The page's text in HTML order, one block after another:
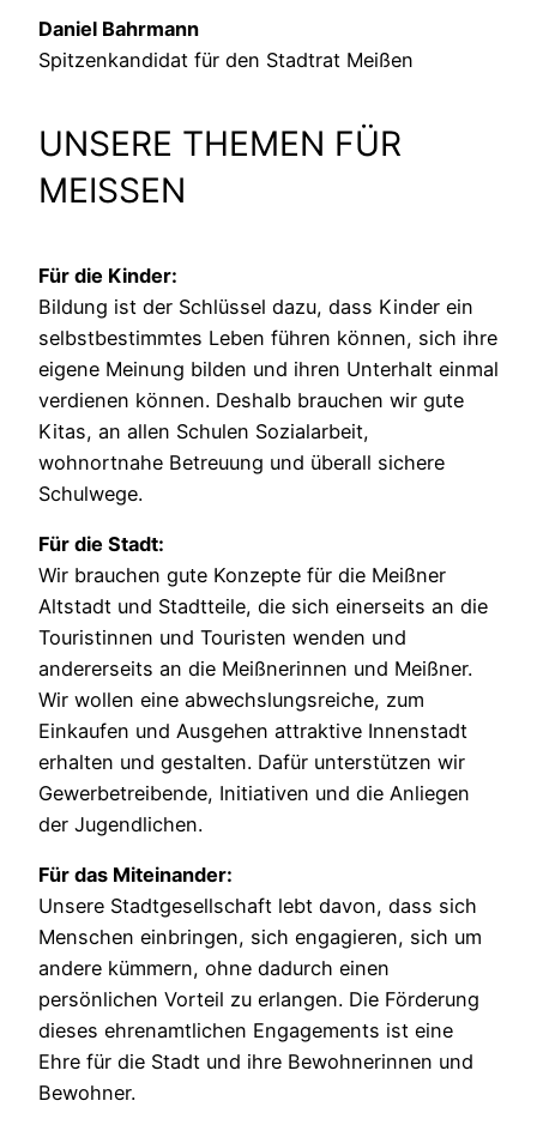
Daniel Bahrmann
Spitzenkandidat für den Stadtrat Meißen
UNSERE THEMEN FÜR
MEISSEN
Für die Kinder:
Bildung ist der Schlüssel dazu, dass Kinder ein
selbstbestimmtes Leben führen können, sich ihre
eigene Meinung bilden und ihren Unterhalt einmal
verdienen können. Deshalb brauchen wir gute
Kitas, an allen Schulen Sozialarbeit,
wohnortnahe Betreuung und überall sichere
Schulwege.
Für die Stadt:
Wir brauchen gute Konzepte für die Meißner
Altstadt und Stadtteile, die sich einerseits an die
Touristinnen und Touristen wenden und
andererseits an die Meißnerinnen und Meißner.
Wir wollen eine abwechslungsreiche, zum
Einkaufen und Ausgehen attraktive Innenstadt
erhalten und gestalten. Dafür unterstützen wir
Gewerbetreibende, Initiativen und die Anliegen
der Jugendlichen.
Für das Miteinander:
Unsere Stadtgesellschaft lebt davon, dass sich
Menschen einbringen, sich engagieren, sich um
andere kümmern, ohne dadurch einen
persönlichen Vorteil zu erlangen. Die Förderung
dieses ehrenamtlichen Engagements ist eine
Ehre für die Stadt und ihre Bewohnerinnen und
Bewohner.